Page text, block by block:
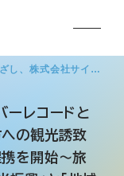
し、株式会社サイ…
ーレコードと
の観光誘致
を開始～旅